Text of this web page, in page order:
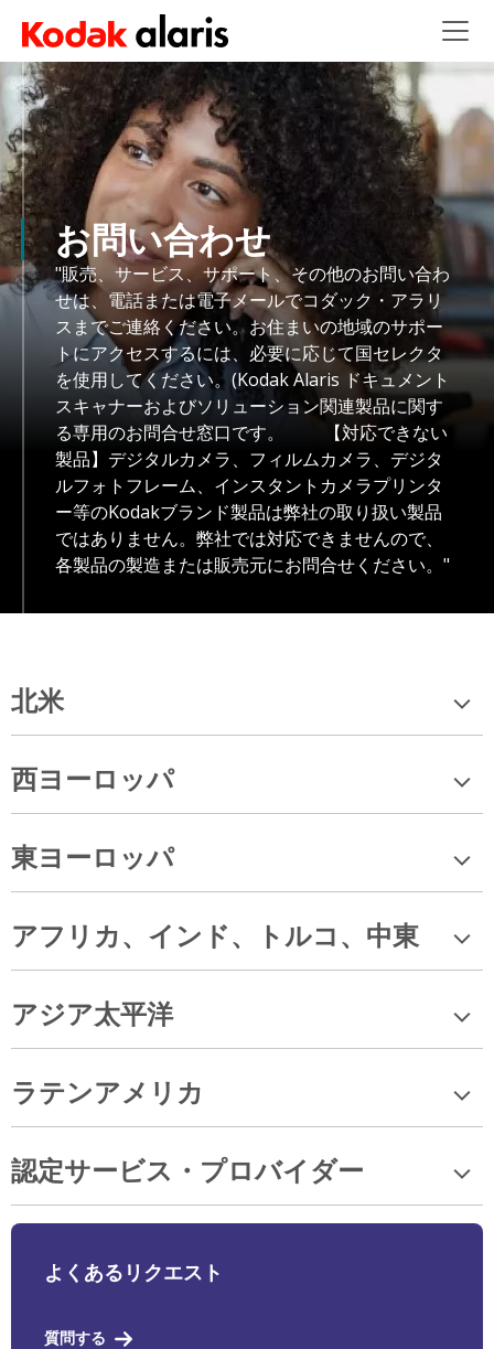
Skip to main content
お問い合わせ
"販売、サービス、サポート、その他のお問い合わ
せは、電話または電子メールでコダック・アラリ
スまでご連絡ください。お住まいの地域のサポー
トにアクセスするには、必要に応じて国セレクタ
を使用してください。(Kodak Alaris ドキュメント
スキャナーおよびソリューション関連製品に関す
る専用のお問合せ窓口です。 【対応できない
製品】デジタルカメラ、フィルムカメラ、デジタ
ルフォトフレーム、インスタントカメラプリンタ
ー等のKodakブランド製品は弊社の取り扱い製品
ではありません。弊社では対応できませんので、
各製品の製造または販売元にお問合せください。"
北米
西ヨーロッパ
東ヨーロッパ
アフリカ、インド、トルコ、中東
アジア太平洋
ラテンアメリカ
認定サービス・プロバイダー
よくあるリクエスト
質問する